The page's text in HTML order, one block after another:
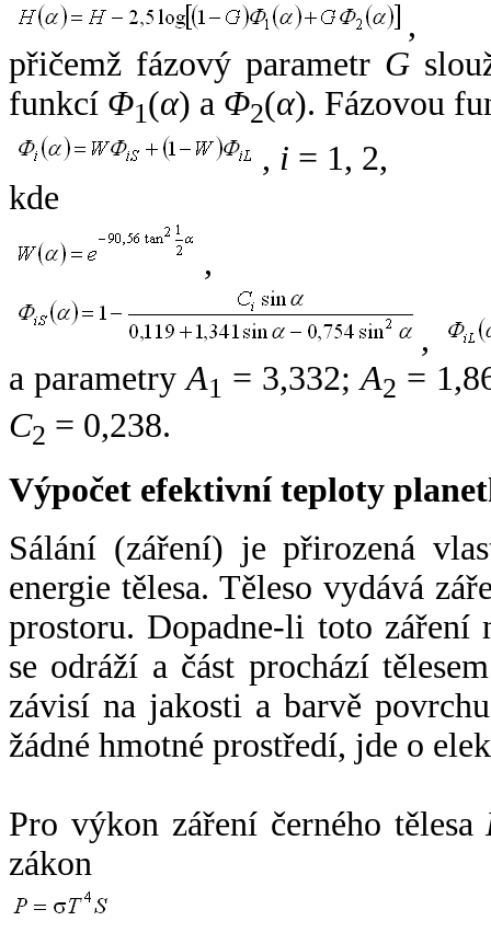
,
přičemž fázový parametr G
funkcí Φ1(α) a Φ2(α). Fázovou
, i = 1, 2,
kde
,
,
a parametryA1 = 3,332;A2 =
C2 = 0,238.
Výpočet efektivní teploty
Sálání (záření) je přirozená
energie tělesa. Těleso vydává
prostoru. Dopadne-li toto záření
se odráží a část prochází
závisí na jakosti a barvě
žádné hmotné prostředí, jde o
Pro výkon záření černého tělesa
zákon